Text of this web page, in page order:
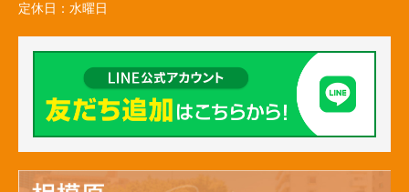
定休日： 水曜日